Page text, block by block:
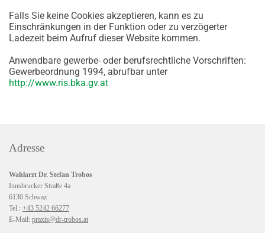
Falls Sie keine Cookies akzeptieren, kann es zu
Einschränkungen in der Funktion oder zu verzögerter
Ladezeit beim Aufruf dieser Website kommen.
Anwendbare gewerbe- oder berufsrechtliche Vorschriften:
Gewerbeordnung 1994, abrufbar unter
http://www.ris.bka.gv.at
Adresse
Wahlarzt Dr. Stefan Trobos
Innsbrucker Straße 4a
6130 Schwaz
Tel.: +43 5242 66277
E-Mail: praxis@dr-trobos.at